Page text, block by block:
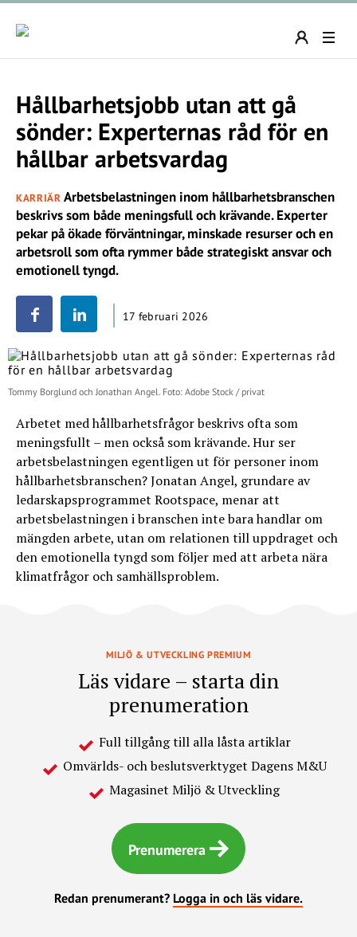
Hållbarhetsjobb utan att gå
sönder: Experternas råd för en
hållbar arbetsvardag
KARRIÄR Arbetsbelastningen inom hållbarhetsbranschen
beskrivs som både meningsfull och krävande. Experter
pekar på ökade förväntningar, minskade resurser och en
arbetsroll som ofta rymmer både strategiskt ansvar och
emotionell tyngd.
17 februari 2026
Tommy Borglund och Jonathan Angel. Foto: Adobe Stock / privat
Arbetet med hållbarhetsfrågor beskrivs ofta som
meningsfullt – men också som krävande. Hur ser
arbetsbelastningen egentligen ut för personer inom
hållbarhetsbranschen? Jonatan Angel, grundare av
ledarskapsprogrammet Rootspace, menar att
arbetsbelastningen i branschen inte bara handlar om
mängden arbete, utan om relationen till uppdraget och
den emotionella tyngd som följer med att arbeta nära
klimatfrågor och samhällsproblem.
MILJÖ & UTVECKLING PREMIUM
Läs vidare – starta din
prenumeration
Full tillgång till alla låsta artiklar
Omvärlds- och beslutsverktyget Dagens M&U
Magasinet Miljö & Utveckling
Prenumerera
Redan prenumerant? Logga in och läs vidare.